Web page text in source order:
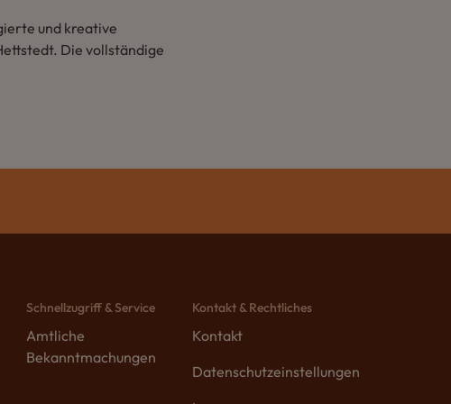
und kreative
Die vollständige
Schnellzugriff & Service
Amtliche
Bekanntmachungen
Kontakt & Rechtliches
Kontakt
Datenschutzeinstellungen